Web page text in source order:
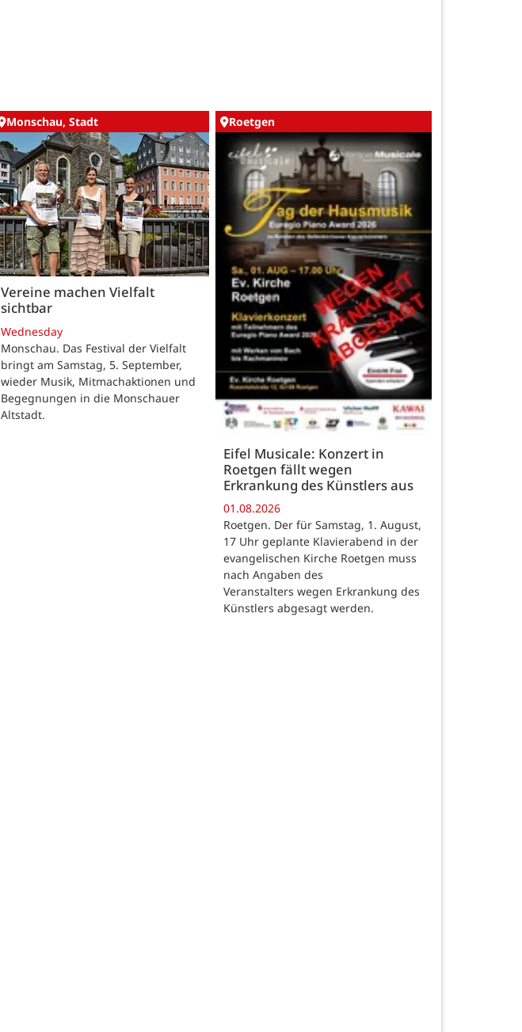
Monschau, Stadt
Vereine machen Vielfalt
sichtbar
Wednesday
Monschau. Das Festival der Vielfalt
bringt am Samstag, 5. September,
wieder Musik, Mitmachaktionen und
Begegnungen in die Monschauer
Altstadt.
Roetgen
Eifel Musicale: Konzert in
Roetgen fällt wegen
Erkrankung des Künstlers aus
01.08.2026
Roetgen. Der für Samstag, 1. August,
17 Uhr geplante Klavierabend in der
evangelischen Kirche Roetgen muss
nach Angaben des
Veranstalters wegen Erkrankung des
Künstlers abgesagt werden.